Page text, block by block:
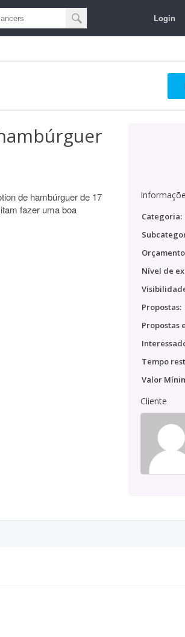
Login
de hambúrguer de 17
fazer uma boa
Categoria:
Nível de
Propostas:
Propostas
Tempo
Valor
Cliente